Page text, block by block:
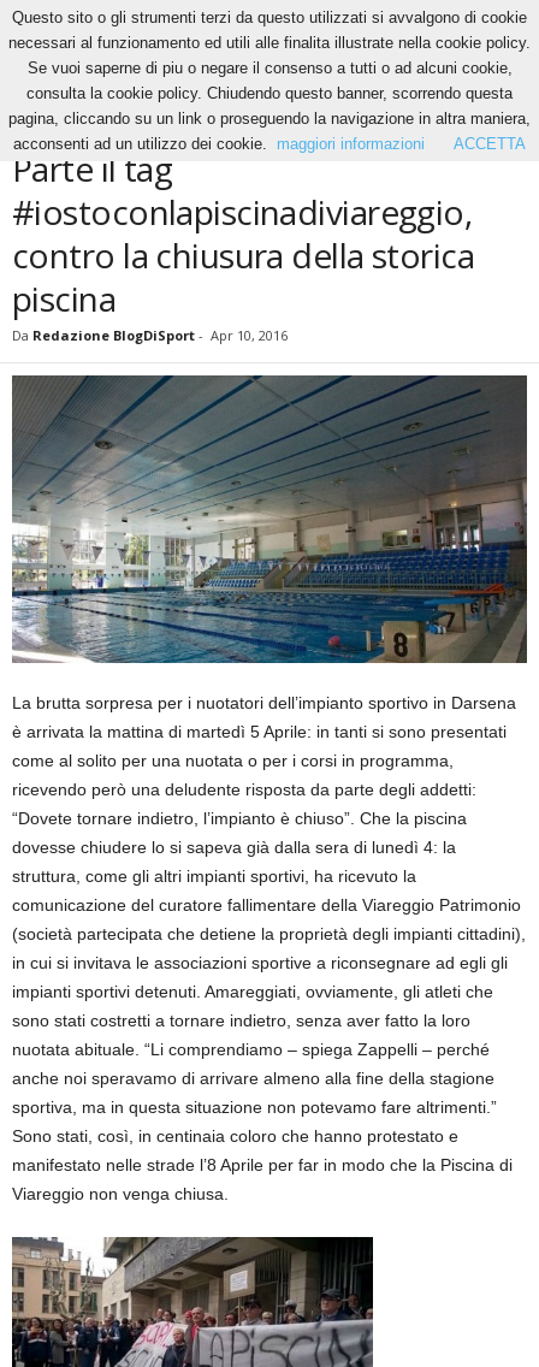
Altri Sport
Parte il tag #iostoconlapiscinadiviareggio, contro la chiusura della
storica piscina
ALTRI SPORT NEWS NUOTO
Parte il tag
#iostoconlapiscinadiviareggio,
contro la chiusura della storica
piscina
Da Redazione BlogDiSport - Apr 10, 2016
La brutta sorpresa per i nuotatori dell’impianto sportivo in Darsena
è arrivata la mattina di martedì 5 Aprile: in tanti si sono presentati
come al solito per una nuotata o per i corsi in programma,
ricevendo però una deludente risposta da parte degli addetti:
“Dovete tornare indietro, l’impianto è chiuso”. Che la piscina
dovesse chiudere lo si sapeva già dalla sera di lunedì 4: la
struttura, come gli altri impianti sportivi, ha ricevuto la
comunicazione del curatore fallimentare della Viareggio Patrimonio
(società partecipata che detiene la proprietà degli impianti cittadini),
in cui si invitava le associazioni sportive a riconsegnare ad egli gli
impianti sportivi detenuti. Amareggiati, ovviamente, gli atleti che
sono stati costretti a tornare indietro, senza aver fatto la loro
nuotata abituale. “Li comprendiamo – spiega Zappelli – perché
anche noi speravamo di arrivare almeno alla fine della stagione
sportiva, ma in questa situazione non potevamo fare altrimenti.”
Sono stati, così, in centinaia coloro che hanno protestato e
manifestato nelle strade l’8 Aprile per far in modo che la Piscina di
Viareggio non venga chiusa.
Questo sito o gli strumenti terzi da questo utilizzati si avvalgono di cookie
necessari al funzionamento ed utili alle finalita illustrate nella cookie policy.
Se vuoi saperne di piu o negare il consenso a tutti o ad alcuni cookie,
consulta la cookie policy. Chiudendo questo banner, scorrendo questa
pagina, cliccando su un link o proseguendo la navigazione in altra maniera,
acconsenti ad un utilizzo dei cookie.
maggiori informazioni ACCETTA